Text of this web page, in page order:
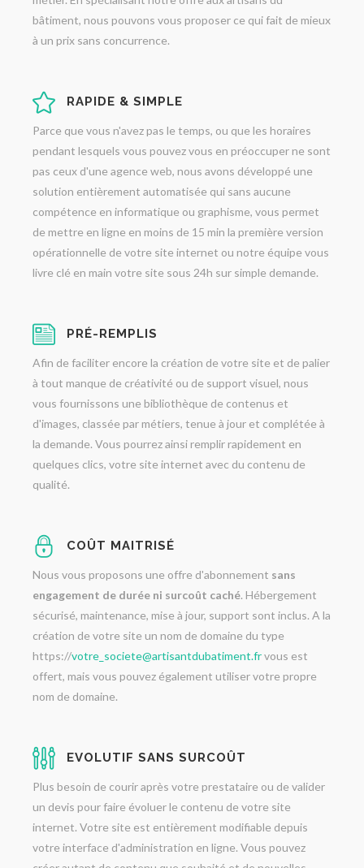
bâtiment, nous pouvons vous proposer ce qui fait de mieux
à un prix sans concurrence.
RAPIDE & SIMPLE
Parce que vous n'avez pas le temps, ou que les horaires
pendant lesquels vous pouvez vous en préoccuper ne sont
pas ceux d'une agence web, nous avons développé une
solution entièrement automatisée qui sans aucune
compétence en informatique ou graphisme, vous permet
de mettre en ligne en moins de 15 min la première version
opérationnelle de votre site internet ou notre équipe vous
livre clé en main votre site sous 24h sur simple demande.
PRÉ-REMPLIS
Afin de faciliter encore la création de votre site et de palier
à tout manque de créativité ou de support visuel, nous
vous fournissons une bibliothèque de contenus et
d'images, classée par métiers, tenue à jour et complétée à
la demande. Vous pourrez ainsi remplir rapidement en
quelques clics, votre site internet avec du contenu de
qualité.
COÛT MAITRISÉ
Nous vous proposons une offre d'abonnement sans
engagement de durée ni surcoût caché. Hébergement
sécurisé, maintenance, mise à jour, support sont inclus. A la
création de votre site un nom de domaine du type
https://votre_societe@artisantdubatiment.frvous est
offert, mais vous pouvez également utiliser votre propre
nom de domaine.
EVOLUTIF SANS SURCOÛT
Plus besoin de courir après votre prestataire ou de valider
un devis pour faire évoluer le contenu de votre site
internet. Votre site est entièrement modifiable depuis
votre interface d'administration en ligne. Vous pouvez